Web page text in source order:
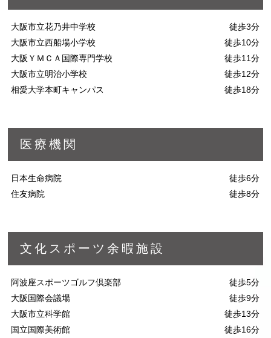
大阪市立花乃井中学校
徒歩3分
大阪市立西船場小学校
徒歩10分
大阪ＹＭＣＡ国際専門学校
徒歩11分
大阪市立明治小学校
徒歩12分
相愛大学本町キャンパス
徒歩18分
医療機関
日本生命病院
徒歩6分
住友病院
徒歩8分
文化スポーツ余暇施設
阿波座スポーツゴルフ倶楽部
徒歩5分
大阪国際会議場
徒歩9分
大阪市立科学館
徒歩13分
国立国際美術館
徒歩16分